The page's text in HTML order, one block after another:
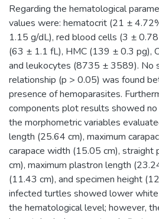
Regarding the hematological
values were: hematocrit (21 ±
1.15 g/dL), red blood cells (3 ±
(63 ± 1.1 fL), HMC (139 ± 0.3 pg),
and leukocytes (8735 ± 3589). No
relationship (p > 0.05) was found
presence of hemoparasites.
components plot results showed
the morphometric variables
length (25.64 cm), maximum
carapace width (15.05 cm),
cm), maximum plastron length
(11.43 cm), and specimen height
infected turtles showed lower
the hematological level; however,